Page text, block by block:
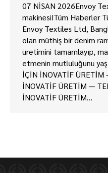
07 NİSAN 2026Envoy
makinesi!Tüm Haberler
Envoy Textiles Ltd,
olan müthiş bir denim
üretimini tamamlayıp,
etmenin mutluluğunu
İÇİN İNOVATİF ÜRETİM
İNOVATİF ÜRETİM —
İNOVATİF ÜRETİM…